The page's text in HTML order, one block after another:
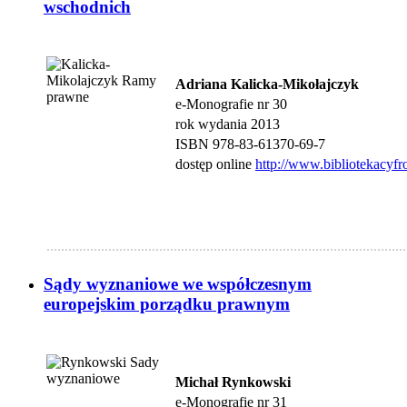
wschodnich
Adriana Kalicka-Mikołajczyk
e-Monografie nr 30
rok wydania 2013
ISBN 978-83-61370-69-7
dostęp online http://
Sądy wyznaniowe we współczesnym
europejskim porządku prawnym
Michał Rynkowski
e-Monografie nr 31